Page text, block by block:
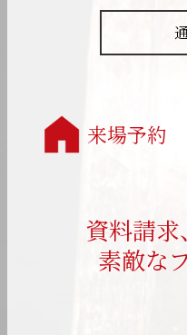
来場予約
資料請
素敵な